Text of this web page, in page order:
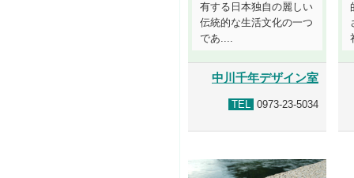
有する日本独自の麗しい
伝統的な生活文化の一つ
であ....
中川千年デザイン室
TEL 0973-23-5034